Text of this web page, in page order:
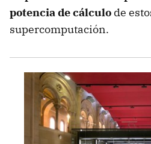
potencia de cálculo de
supercomputación.